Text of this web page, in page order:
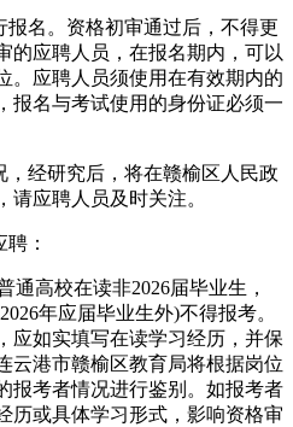
报名。资格初审通过后，不得更
的应聘人员，在报名期内，可以
。应聘人员须使用在有效期内的
报名与考试使用的身份证必须一
经研究后，将在赣榆区人民政
请应聘人员及时关注。
：
通高校在读非2026届毕业生，
年应届毕业生外)不得报考。
应如实填写在读学习经历，并保
云港市赣榆区教育局将根据岗位
报考者情况进行鉴别。如报考者
历或具体学习形式，影响资格审